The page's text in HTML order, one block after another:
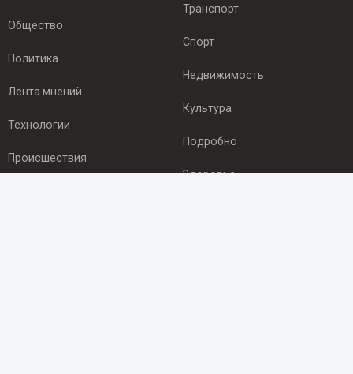
Общество
Политика
Лента мнений
Технологии
Происшествия
Транспорт
Спорт
Недвижимость
Культура
Подробно
Здоровье